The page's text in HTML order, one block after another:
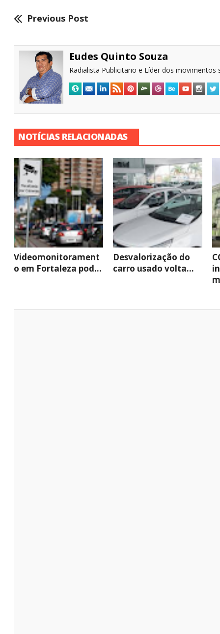
Previous Post
Eudes Quinto Souza
Radialista Publicitario e Líder dos movimentos
NOTÍCIAS RELACIONADAS
Videomonitorament
o em Fortaleza pod...
Desvalorização do
carro usado volta...